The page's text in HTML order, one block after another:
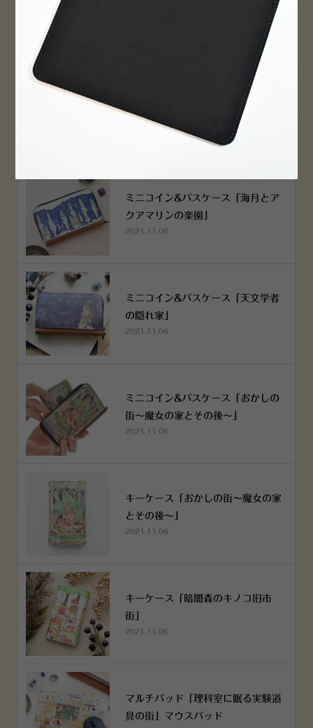
空想街雑貨店《吉祥寺本店》４月２
５日OPEN!
2022.03.29
ミニコイン&パスケース「海月とア
クアマリンの楽園」
2021.11.06
ミニコイン&パスケース「天文学者
の隠れ家」
2021.11.06
ミニコイン&パスケース「おかしの
街～魔女の家とその後～」
2021.11.06
キーケース「おかしの街～魔女の家
とその後～」
2021.11.06
キーケース「暗闇森のキノコ旧市
街」
2021.11.06
マルチパッド「理科室に眠る実験道
具の街」マウスパッド